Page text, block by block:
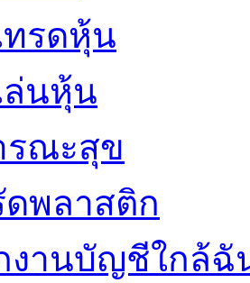
ทรดหุ้น
ล่นหุ้น
รณะสุข
ดพลาสติก
งานบัญชีใกล้ฉั